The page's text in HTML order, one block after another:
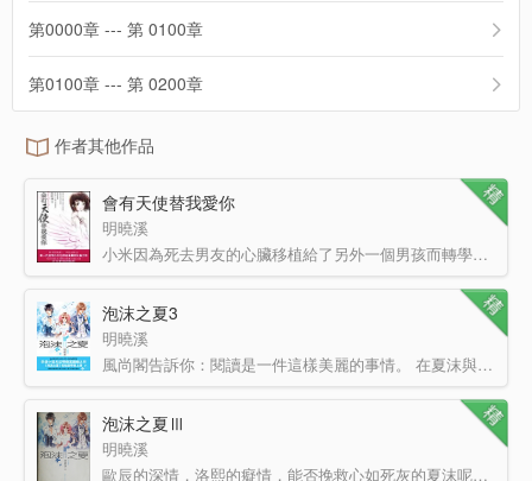
第0000章 --- 第 0100章
第0100章 --- 第 0200章
作者其他作品
會有天使替我愛你
明曉溪
小米因為死去男友的心臟移植給了另外一個男孩而轉學來到了他所在的學校，小米用盡一切辦法去接近尹堂曜………
泡沫之夏3
明曉溪
風尚閣告訴你：閱讀是一件這樣美麗的事情。 在夏沫與歐辰婚禮的當天，絕望的洛熙選擇了自殺；而無意間得…
泡沫之夏Ⅲ
明曉溪
歐辰的深情，洛熙的癡情，能否挽救心如死灰的夏沫呢？童話般的唯美結局，再續心動暢銷神話，華語小說天后明…